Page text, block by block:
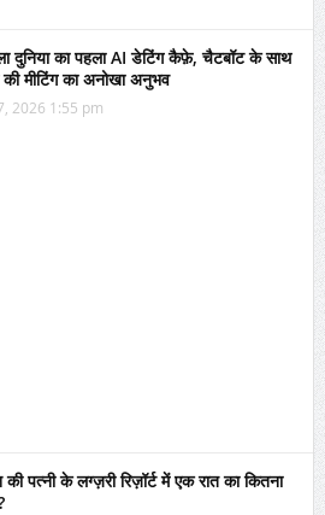
दुनिया का पहला AI डेटिंग कैफ़े, चैटबॉट के साथ
मीटिंग का अनोखा अनुभव
2026 1:55 pm
पत्नी के लग्ज़री रिज़ॉर्ट में एक रात का कितना